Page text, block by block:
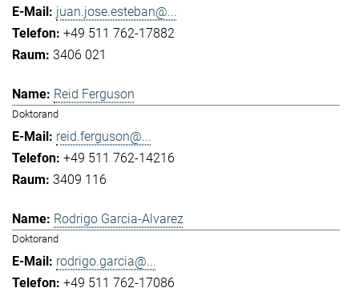
juan.jose.esteban@...
+49 511 762-17882
3406 021
Reid Ferguson
Doktorand
reid.ferguson@...
+49 511 762-14216
3409 116
Rodrigo Garcia-Alvarez
Doktorand
rodrigo.garcia@...
+49 511 762-17086